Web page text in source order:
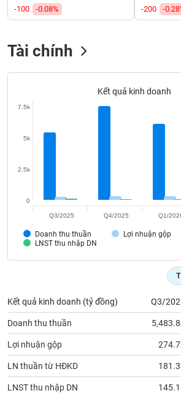
-100
-0.08%
-200
-
Tài chính
Kết quả kinh doanh
Doanh thu thuần
Lợi nhuận gộp
LNST thu nhập DN
0
2.5k
5k
7.5k
Q3/2025 Q4/2025 Q1/
Kết quả kinh doanh (tỷ đồng) Q3/
Doanh thu thuần
Lợi nhuận gộp
LN thuần từ HĐKD
LNST thu nhập DN
Tất cả Chỉ số
Lãnh
đạo
Người nội bộ Người liên
tức
của
tích
(-)
Thuật
ngữ
(-)